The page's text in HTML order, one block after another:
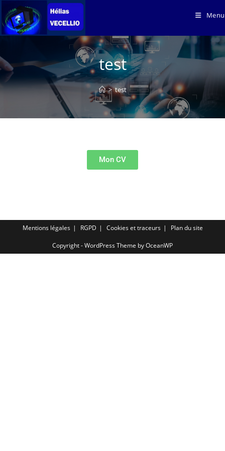
Menu
test
> test
Mon CV
Mentions légales RGPD Cookies et traceurs Plan du site
Copyright - WordPress Theme by OceanWP